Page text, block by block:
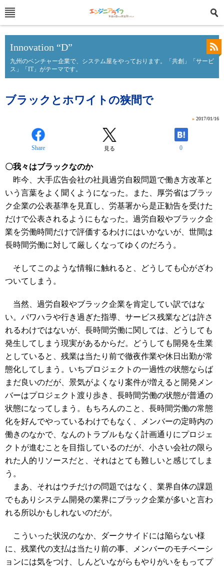
Innovation “D”
九州のベンチャー企業で、システム屋をやっております。「共創」「サービ
ス」「IT」がテーマです。
ブラックとホワイトの狭間で
» 2017/01/16
Share 見る 0
〇我々はブラックなのか
昨今、大手広告会社の社員過労自殺問題で働き方改革と
いう言葉をよく聞くようになった。また、厚労省はブラッ
ク企業の公表基準を見直し、労基署から是正勧告を受けた
だけで公表されるようにもなった。過労自殺やブラック企
業を労働時間だけで評価するわけにはいかないが、世間は
長時間労働に対して厳しくなってゆくのだろう。
そしてこのような情報に触れると、どうしても心がざわ
ついてしまう。
当然、過労自殺やブラック企業を肯定してい訳ではな
い。パワハラや行き過ぎた指導、サービス残業などは許さ
れるわけではないが、長時間労働に関しては、どうしても
発生してしまう現実があるからだ。どうしても開発を生業
としていると、残業は当たり前で徹夜作業や休日出勤が常
態化してしまう。いちプロジェクトの一過性の状態ならば
まだ良いのだが、景気がよくなり案件が増えると開発メン
バーはプロジェクト渡り歩き、長時間労働の状態が普通の
状態になってしまう。もちろんのこと、長時間労働の常態
化を好んでやっているわけでもなく、メンバーの定時内の
働きのなかで、なんのトラブルもなく計画通りにプロジェ
クトが進むことを目指しているのだが、小さい会社の限ら
れた人的リソースだと、それはとても難しいと感じてしま
う。
まあ、それはウチだけの問題ではなく、業界自体の課題
でもありシステム開発の業界にブラック企業が多いと言わ
れる所以かもしれないのだが。
こういった状況のなか、ダークサイドには陥らない様
に、残業代の支払は当たり前の事、メンバーのモチベーシ
ョンには気をつけ、しんどいながらもやりがいをもってプ